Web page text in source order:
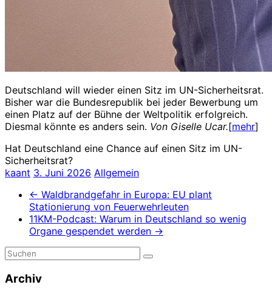
Deutschland will wieder einen Sitz im UN-Sicherheitsrat.
Bisher war die Bundesrepublik bei jeder Bewerbung um
einen Platz auf der Bühne der Weltpolitik erfolgreich.
Diesmal könnte es anders sein. Von Giselle Ucar.[mehr]
Hat Deutschland eine Chance auf einen Sitz im UN-
Sicherheitsrat?
kaant 3. Juni 2026 Allgemein
← Waldbrandgefahr in Europa: EU plant
Stationierung von Feuerwehrleuten
11KM-Podcast: Warum in Deutschland so wenig
Organe gespendet werden →
Archiv